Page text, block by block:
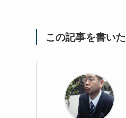
この記事を書い